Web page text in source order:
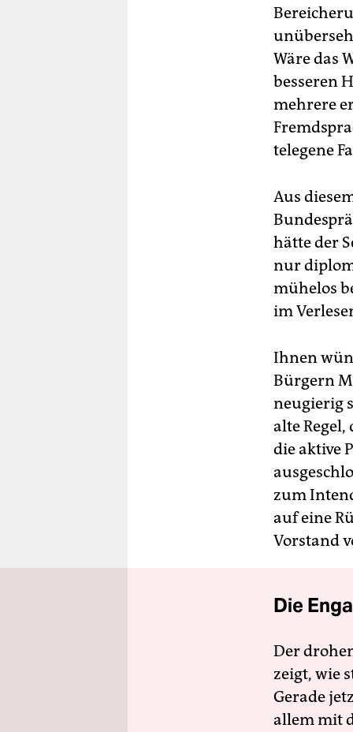
Wäre das
besseren
mehrere
telegene
Aus
hätte der
nur
mühelos
im
Ihnen
Bürgern
neugierig
alte
die aktive
zum
auf eine
Vorstand
Die
Der
zeigt, wie
Gerade
allem mit